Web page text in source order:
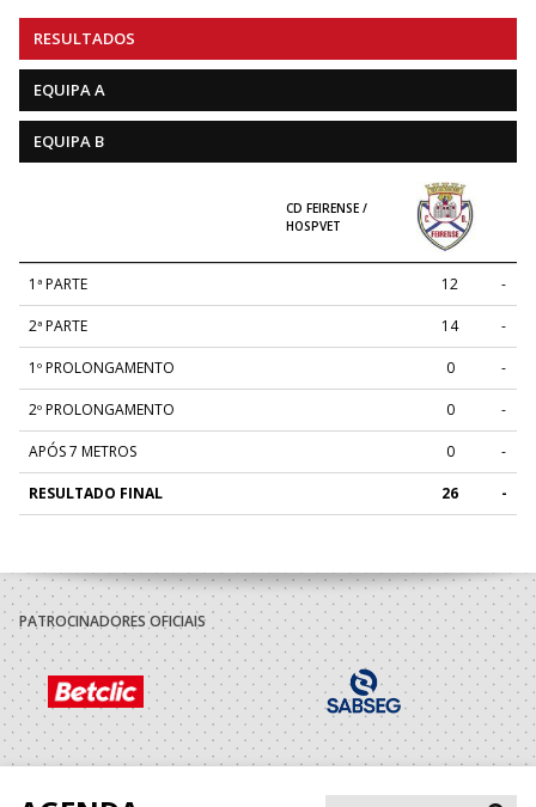
RESULTADOS
EQUIPA A
EQUIPA B
CD FEIRENSE /
HOSPVET
1ª PARTE 12 -
2ª PARTE 14 -
1º PROLONGAMENTO 0 -
2º PROLONGAMENTO 0 -
APÓS 7 METROS 0 -
RESULTADO FINAL 26 -
PATROCINADORES OFICIAIS